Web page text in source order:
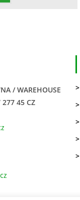
/ WAREHOUSE
277 45 CZ
>
>
>
>
>